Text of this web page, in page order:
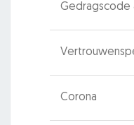
Gedragscode
Corona